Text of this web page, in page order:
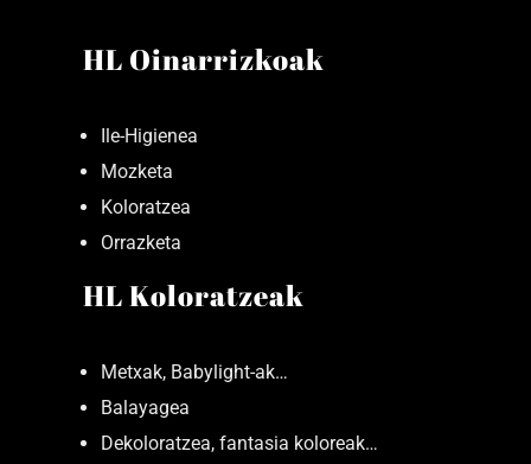
HL Oinarrizkoak
Ile-Higienea
Mozketa
Koloratzea
Orrazketa
HL Koloratzeak
Metxak, Babylight-ak…
Balayagea
Dekoloratzea, fantasia koloreak…